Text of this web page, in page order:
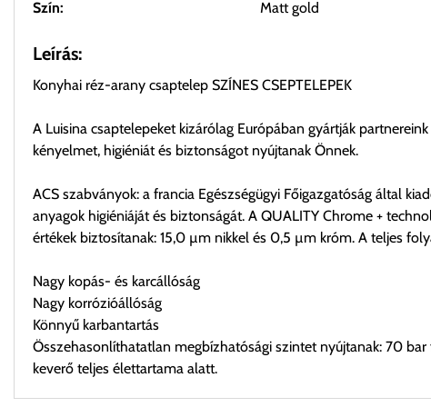
Szín: Matt gold
Leírás:
Konyhai réz-arany csaptelep SZÍNES CSEPTELEPEK
A Luisina csaptelepeket kizárólag Európában gyártják
kényelmet, higiéniát és biztonságot nyújtanak Önnek.
ACS szabványok: a francia Egészségügyi Főigazgatóság által
anyagok higiéniáját és biztonságát. A QUALITY Chrome +
értékek biztosítanak: 15,0 µm nikkel és 0,5 µm króm. A teljes
Nagy kopás- és karcállóság
Nagy korrózióállóság
Könnyű karbantartás
Összehasonlíthatatlan megbízhatósági szintet nyújtanak: 70
keverő teljes élettartama alatt.